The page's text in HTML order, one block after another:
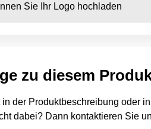
Sie Ihr Logo hochladen
zu diesem
der Produktbeschreibung oder
dabei? Dann kontaktieren Sie